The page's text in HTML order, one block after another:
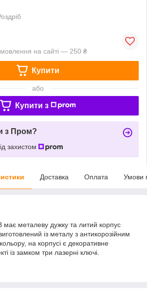
на сайті — 250 ₴
Купити
або
Купити з
з Пром?
захистом
Доставка Оплата Умови
має металеву дужку та литий корпус
із металу з антикорозійним
на корпусі є декоративне
із замком три лазерні ключі.